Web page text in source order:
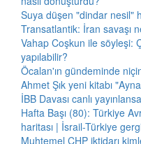
Suya düşen "dindar nesil"
Transatlantik: İran savaşı
Vahap Coşkun ile söyleşi:
yapılabilir?
Öcalan'ın gündeminde
Ahmet Şık yeni kitabı
İBB Davası canlı
Hafta Başı (80): Türkiye
haritası | İsrail-Türkiye
Muhtemel CHP iktidarı